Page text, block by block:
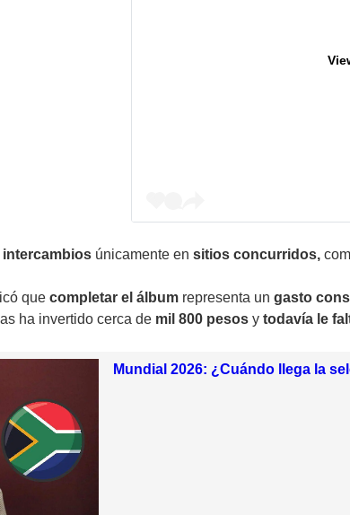
intercambios únicamente en sitios concurridos,
que completar el álbum representa un gasto
ha invertido cerca de mil 800 pesos y todavía le
Mundial 2026: ¿Cuándo llega la